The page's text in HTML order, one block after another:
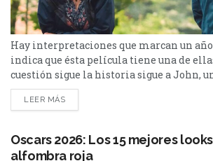
Hay interpretaciones que marcan un
indica que ésta película tiene una de
cuestión sigue la historia sigue a John,
futuro prometedor cuya vida cambia por
en el colegio, comienzan a aparecer tics
de ese momento, enfrenta...
LEER MÁS
Oscars 2026: Los 15 mejores
alfombra roja